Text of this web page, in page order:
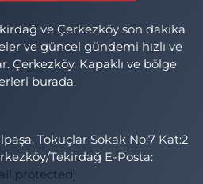
ve Çerkezköy son dakika
ve güncel gündemi hızlı ve
Çerkezköy, Kapaklı ve bölge
burada.
Tokuçlar Sokak No:7 Kat:2
Tekirdağ E-Posta:
protected]